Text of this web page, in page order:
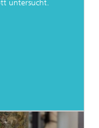
untersucht.